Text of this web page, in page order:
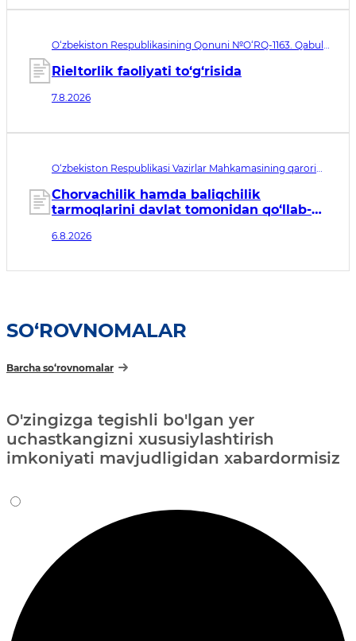
O‘zbekiston Respublikasining Qonuni №O‘RQ-1163. Qabul
Rieltorlik faoliyati to‘g‘risida
7.8.2026
O‘zbekiston Respublikasi Vazirlar Mahkamasining qarori
sanasi 07.08.2026
Chorvachilik hamda baliqchilik
tarmoqlarini davlat tomonidan qo‘llab-
tadbirlari to‘g‘risida
6.8.2026
SO‘ROVNOMALAR
Barcha so‘rovnomalar
O'zingizga tegishli bo'lgan yer
uchastkangizni xususiylashtirish
imkoniyati mavjudligidan xabardormisiz